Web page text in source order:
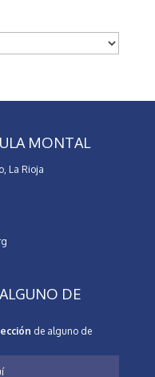
MONTAL
La Rioja
DE
de alguno de